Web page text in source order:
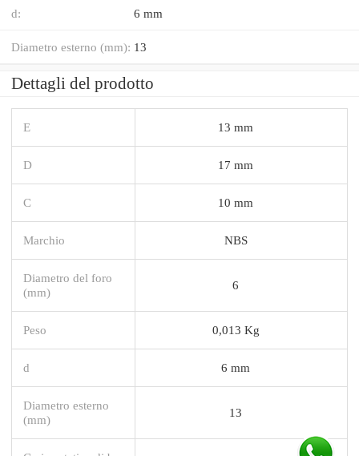
d: 6 mm
Diametro esterno (mm): 13
Dettagli del prodotto
E 13 mm
D 17 mm
C 10 mm
Marchio NBS
Diametro del foro
(mm)
6
Peso 0,013 Kg
d 6 mm
Diametro esterno
(mm)
13